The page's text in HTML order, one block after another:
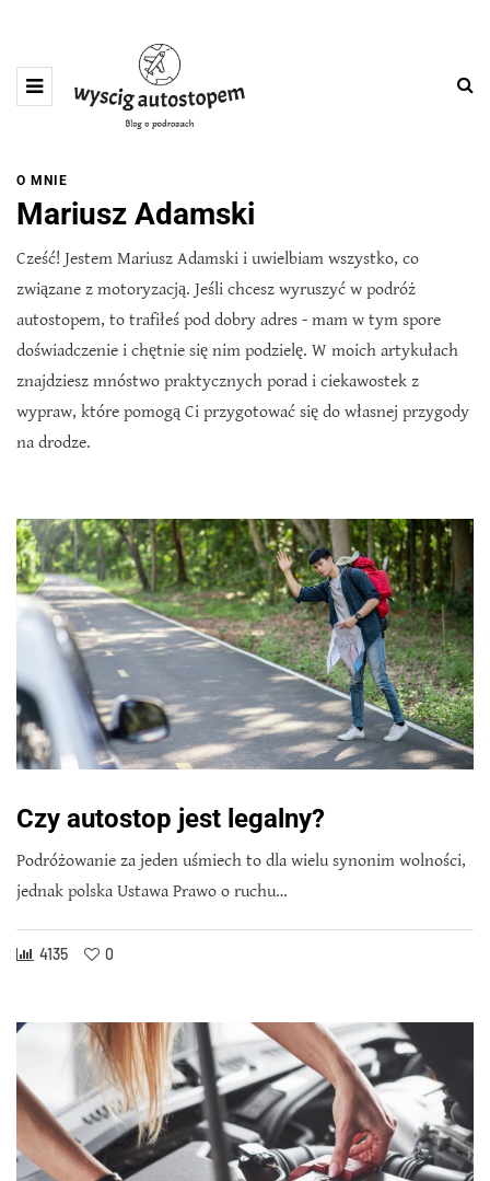
O MNIE
Mariusz Adamski
Cześć! Jestem Mariusz Adamski i uwielbiam wszystko, co
związane z motoryzacją. Jeśli chcesz wyruszyć w podróż
autostopem, to trafiłeś pod dobry adres - mam w tym spore
doświadczenie i chętnie się nim podzielę. W moich artykułach
znajdziesz mnóstwo praktycznych porad i ciekawostek z
wypraw, które pomogą Ci przygotować się do własnej przygody
na drodze.
Czy autostop jest legalny?
Podróżowanie za jeden uśmiech to dla wielu synonim wolności,
jednak polska Ustawa Prawo o ruchu…
4135 0